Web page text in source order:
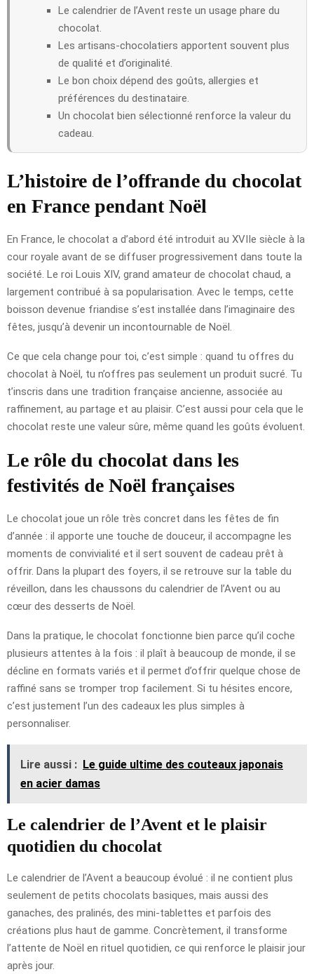
Le calendrier de l’Avent reste un usage phare du
chocolat.
Les artisans-chocolatiers apportent souvent plus
de qualité et d’originalité.
Le bon choix dépend des goûts, allergies et
préférences du destinataire.
Un chocolat bien sélectionné renforce la valeur du
cadeau.
L’histoire de l’offrande du chocolat
en France pendant Noël
En France, le chocolat a d’abord été introduit au XVIIe siècle à la
cour royale avant de se diffuser progressivement dans toute la
société. Le roi Louis XIV, grand amateur de chocolat chaud, a
largement contribué à sa popularisation. Avec le temps, cette
boisson devenue friandise s’est installée dans l’imaginaire des
fêtes, jusqu’à devenir un incontournable de Noël.
Ce que cela change pour toi, c’est simple : quand tu offres du
chocolat à Noël, tu n’offres pas seulement un produit sucré. Tu
t’inscris dans une tradition française ancienne, associée au
raffinement, au partage et au plaisir. C’est aussi pour cela que le
chocolat reste une valeur sûre, même quand les goûts évoluent.
Le rôle du chocolat dans les
festivités de Noël françaises
Le chocolat joue un rôle très concret dans les fêtes de fin
d’année : il apporte une touche de douceur, il accompagne les
moments de convivialité et il sert souvent de cadeau prêt à
offrir. Dans la plupart des foyers, il se retrouve sur la table du
réveillon, dans les chaussons du calendrier de l’Avent ou au
cœur des desserts de Noël.
Dans la pratique, le chocolat fonctionne bien parce qu’il coche
plusieurs attentes à la fois : il plaît à beaucoup de monde, il se
décline en formats variés et il permet d’offrir quelque chose de
raffiné sans se tromper trop facilement. Si tu hésites encore,
c’est justement l’un des cadeaux les plus simples à
personnaliser.
Lire aussi : Le guide ultime des couteaux japonais
en acier damas
Le calendrier de l’Avent et le plaisir
quotidien du chocolat
Le calendrier de l’Avent a beaucoup évolué : il ne contient plus
seulement de petits chocolats basiques, mais aussi des
ganaches, des pralinés, des mini-tablettes et parfois des
créations plus haut de gamme. Concrètement, il transforme
l’attente de Noël en rituel quotidien, ce qui renforce le plaisir jour
après jour.